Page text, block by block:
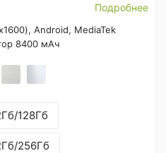
Подробнее
Android, MediaTek
8400 мАч
128Гб
256Гб